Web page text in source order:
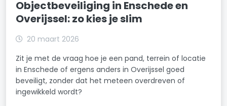
Objectbeveiliging in Enschede en
Overijssel: zo kies je slim
20 maart 2026
Zit je met de vraag hoe je een pand, terrein of locatie
in Enschede of ergens anders in Overijssel goed
beveiligt, zonder dat het meteen overdreven of
ingewikkeld wordt?